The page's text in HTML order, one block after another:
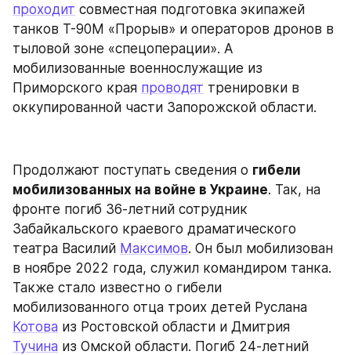
проходит совместная подготовка экипажей
танков Т-90М «Прорыв» и операторов дронов в
тыловой зоне «спецоперации». А
мобилизованные военнослужащие из
Приморского края проводят тренировки в
оккупированной части Запорожской области.
Продолжают поступать сведения о гибели
мобилизованных на войне в Украине. Так, на
фронте погиб 36-летний сотрудник
Забайкальского краевого драматического
театра Василий Максимов. Он был мобилизован
в ноябре 2022 года, служил командиром танка.
Также стало известно о гибели
Котова
Тучина из Омской области. Погиб 24-летний